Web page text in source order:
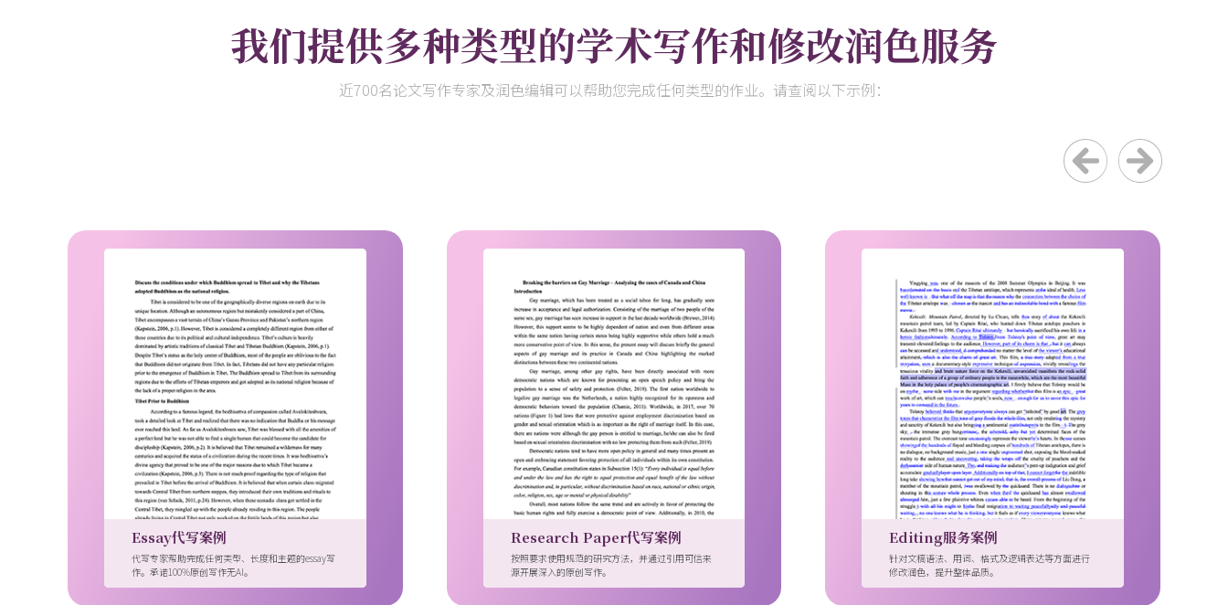
我们提供多种类型的学术写作和修改润色服务
近700名论文写作专家及润色编辑可以帮助您完成任何类型的作业。请查阅以下示例：
Essay代写案例
代写专家帮助完成任何类型、长度和主题的essay写
作。承诺100%原创写作无AI。
Research Paper代写案例
按照要求使用规范的研究方法，并通过引用可信来
源开展深入的原创写作。
Editing服务案例
针对文稿语法、用词、格式及逻辑表达等方面进行
修改润色，提升整体品质。